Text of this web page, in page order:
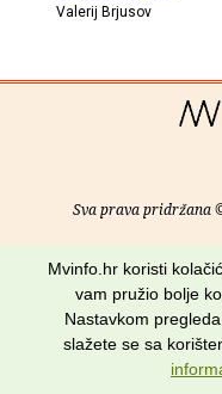
Valerij Brjusov
Sva prava pridržana
Mvinfo.hr koristi
vam pružio bolje
Nastavkom
slažete se sa